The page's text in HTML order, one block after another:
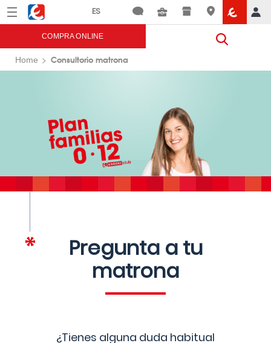
Menú Eroski
COMPRA ONLINE
Home Consultorio matrona
Pregunta a tu
matrona
¿Tienes alguna duda habitual